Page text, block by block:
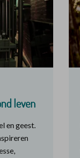
leven
en geest.